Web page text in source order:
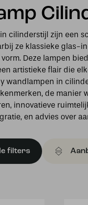
cilinderstijl zijn een
ze klassieke glas-
Deze lampen
artistieke flair die
wandlampen in
de manier
innovatieve
en advies over
filters